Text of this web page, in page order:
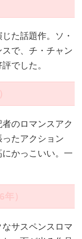
た話題作。ソ・
で、チ・チャン
でした。
のロマンスアク
たアクション
かっこいい。一
）
サスペンスロマ